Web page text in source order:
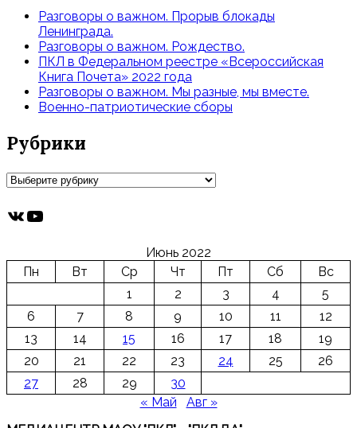
Разговоры о важном. Прорыв блокады
Ленинграда.
Разговоры о важном. Рождество.
ПКЛ в Федеральном реестре «Всероссийская
Книга Почета» 2022 года
Разговоры о важном. Мы разные, мы вместе.
Военно-патриотические сборы
Рубрики
Рубрики
ВКонтакте
YouTube
Июнь 2022
Пн
Вт Ср Чт Пт Сб
Вс
1
2 3 4
5
6
7 8 9 10 11
12
13
14 15 16 17 18
19
20
21 22 23 24 25
26
27
28 29
30
« Май
Авг »